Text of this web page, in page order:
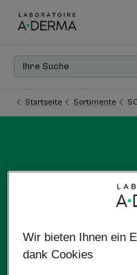
Startseite Sortimente
Für
Wir bieten Ihnen ein
dank Cookies